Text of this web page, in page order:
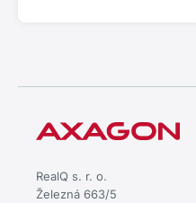
RealQ s. r. o.
Železná 663/5